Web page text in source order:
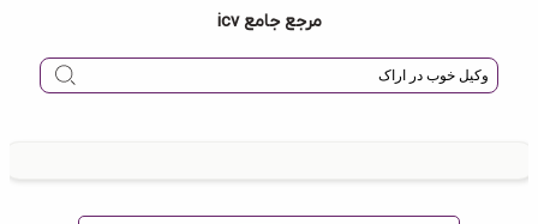
مرجع جامع icv